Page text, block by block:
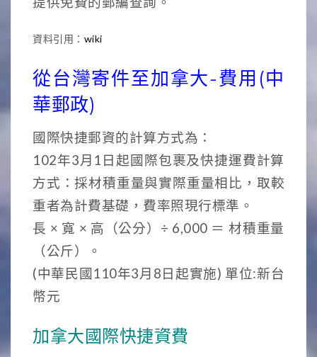
資料引用： wiki
從台灣寄件至加拿大-費用(中
華郵政)
國際快捷郵資的計算方式為：
102年3月1日起國際包裹及快捷運費計算
方式：採材積重量與實際重量相比，取較
重者為計費基礎，費率照現行標準。
長 × 寬 × 高（公分）÷ 6,000 ＝ 材積重量
（公斤）。
(中華民國110年3月8日起實施) 單位:新台
幣元
加拿大國際快捷資費